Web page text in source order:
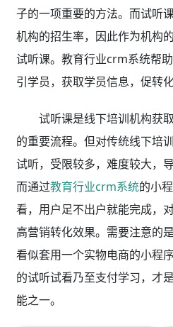
子的一项重要的方法。而试听
机构的招生率，因此作为机构
试听课。教育行业crm系统帮
引学员， 获取学员信息，促转化
试听课是线下培训机构获
的重要流程。但对传统线下培
试听，受限较多，难度较大，
而通过教育行业crm系统的小
看，用户足不出户就能完成，
高营销转化效果。需要注意的
看似套用一个实物电商的小程
的试听试看乃至支付学习，才
能之一。